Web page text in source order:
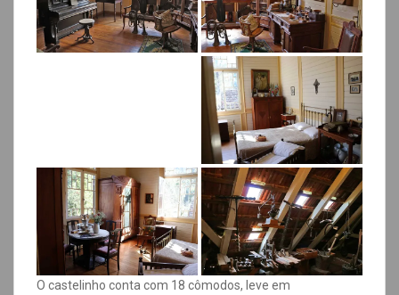
O castelinho conta com 18 cômodos, leve em